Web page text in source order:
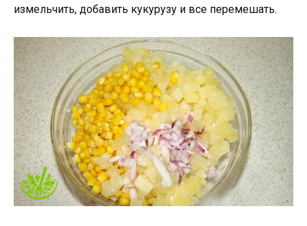
измельчить, добавить кукурузу и все перемешать.